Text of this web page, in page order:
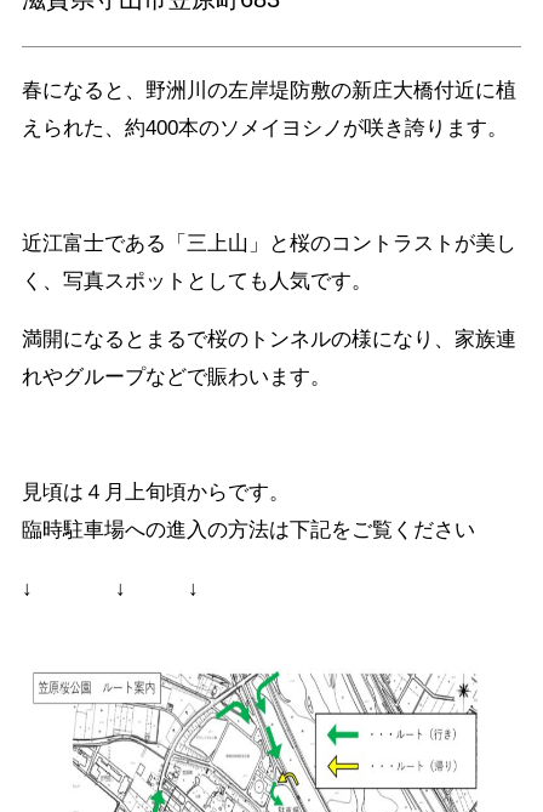
春になると、野洲川の左岸堤防敷の新庄大橋付近に植
えられた、約400本のソメイヨシノが咲き誇ります。
近江富士である「三上山」と桜のコントラストが美し
く、写真スポットとしても人気です。
満開になるとまるで桜のトンネルの様になり、家族連
れやグループなどで賑わいます。
見頃は４月上旬頃からです。
臨時駐車場への進入の方法は下記をご覧ください
↓ ↓ ↓